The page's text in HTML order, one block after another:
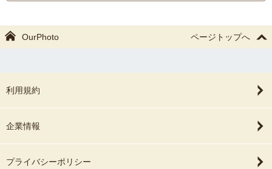
OurPhoto ページトップへ
利用規約
企業情報
プライバシーポリシー